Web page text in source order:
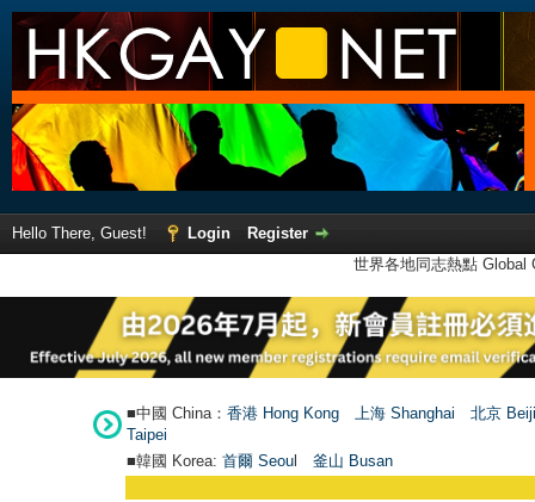
Hello There, Guest! Login
Register
世界各地同志熱點
■中國 China： 香港 Hong Kong 上海 Shanghai
北京
Taipei
■韓國 Korea: 首爾 Seoul 釜山 Busan